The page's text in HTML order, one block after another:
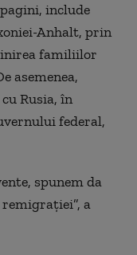
include
Anhalt, prin
familiilor
asemenea,
Rusia, în
federal,
spunem da
a